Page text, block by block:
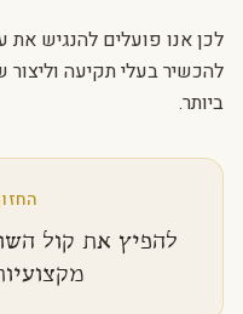
לכן אנו פועלים להנגיש
להכשיר בעלי תקיעה וליצור
ביותר.
להפיץ את קול